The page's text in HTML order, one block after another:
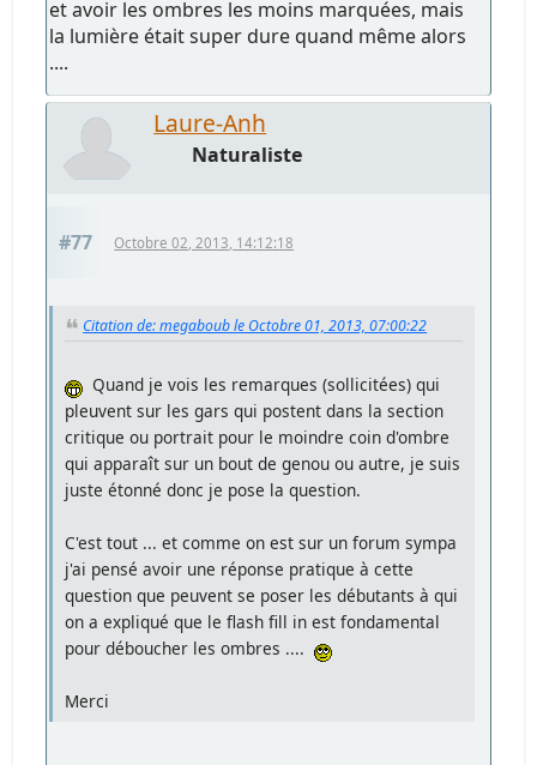
et avoir les ombres les moins marquées, mais
la lumière était super dure quand même alors
....
Laure-Anh
Naturaliste
#77 Octobre 02, 2013, 14:12:18
Citation de: megaboub le Octobre 01, 2013, 07:00:22
Quand je vois les remarques (sollicitées) qui
pleuvent sur les gars qui postent dans la section
critique ou portrait pour le moindre coin d'ombre
qui apparaît sur un bout de genou ou autre, je suis
juste étonné donc je pose la question.
C'est tout ... et comme on est sur un forum sympa
j'ai pensé avoir une réponse pratique à cette
question que peuvent se poser les débutants à qui
on a expliqué que le flash fill in est fondamental
pour déboucher les ombres ....
Merci